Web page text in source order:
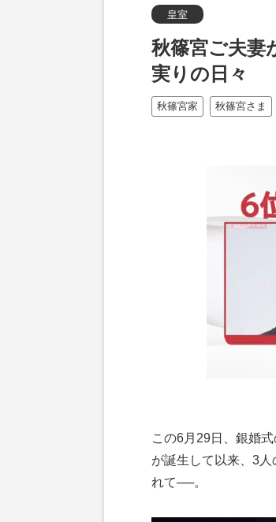
皇室
秋篠宮ご夫妻
実りの日々
秋篠宮家 秋篠宮さま
この6月29日、銀婚
が誕生して以来、3
れて──。